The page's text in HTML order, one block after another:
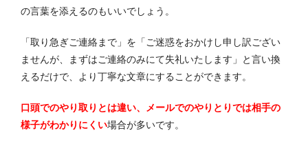
の言葉を添えるのもいいでしょう。
「取り急ぎご連絡まで」を「ご迷惑をおかけし申し訳ござい
ませんが、まずはご連絡のみにて失礼いたします」と言い換
えるだけで、より丁寧な文章にすることができます。
口頭でのやり取りとは違い、メールでのやりとりでは相手の
様子がわかりにくい場合が多いです。